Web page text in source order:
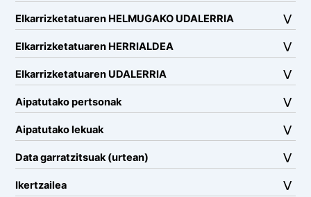
Elkarrizketatuaren HELMUGAKO UDALERRIA
Elkarrizketatuaren HERRIALDEA
Elkarrizketatuaren UDALERRIA
Aipatutako pertsonak
Aipatutako lekuak
Data garratzitsuak (urtean)
Ikertzailea